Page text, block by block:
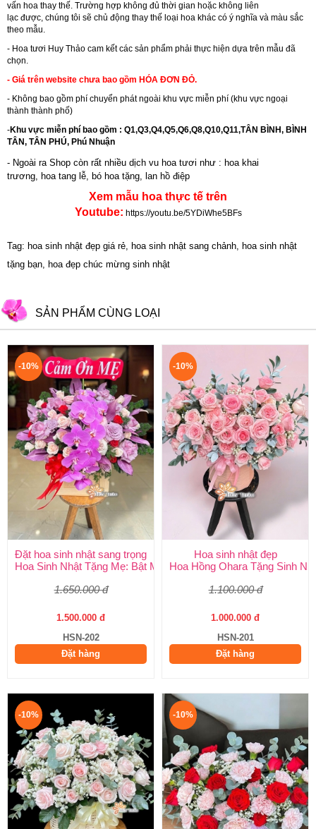
vấn hoa thay thế. Trường hợp không đủ thời gian hoặc không liên
lạc được, chúng tôi sẽ chủ động thay thế loại hoa khác có ý nghĩa và màu sắc
theo mẫu.
- Hoa tươi Huy Thảo cam kết các sản phẩm phải thực hiện dựa trên mẫu đã
chọn.
- Giá trên website chưa bao gồm HÓA ĐƠN ĐỎ.
- Không bao gồm phí chuyển phát ngoài khu vực miễn phí (khu vực ngoại
thành thành phố)
-Khu vực miễn phí bao gồm : Q1,Q3,Q4,Q5,Q6,Q8,Q10,Q11,TÂN BÌNH, BÌNH
TÂN, TÂN PHÚ, Phú Nhuận
- Ngoài ra Shop còn rất nhiều dịch vu hoa tươi như : hoa khai
trương, hoa tang lễ, bó hoa tặng, lan hồ điệp
Xem mẫu hoa thực tế trên
Youtube: https://youtu.be/5YDiWhe5BFs
Tag: hoa sinh nhật đẹp giá rẻ, hoa sinh nhật sang chảnh, hoa sinh nhật
tặng bạn, hoa đẹp chúc mừng sinh nhật
SẢN PHẨM CÙNG LOẠI
-10%
Đặt hoa sinh nhật sang trọng
Hoa Sinh Nhật Tặng Mẹ: Bật Mí 5 Loại Hoa Ý Nghĩa & Cách
1.650.000 đ
1.500.000 đ
HSN-202
Đặt hàng
-10%
Hoa sinh nhật đẹp
Hoa Hồng Ohara Tặng Sinh
1.100.000 đ
1.000.000 đ
HSN-201
Đặt hàng
-10% -10%